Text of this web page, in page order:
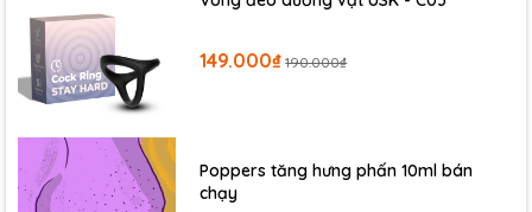
149.000₫ 190.000₫
Poppers tăng hưng phấn 10ml bán
chạy